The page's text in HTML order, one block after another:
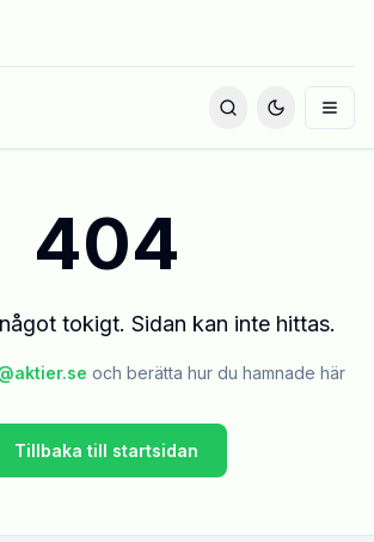
404
tokigt. Sidan kan inte hittas.
och berätta hur du hamnade här
Tillbaka till startsidan